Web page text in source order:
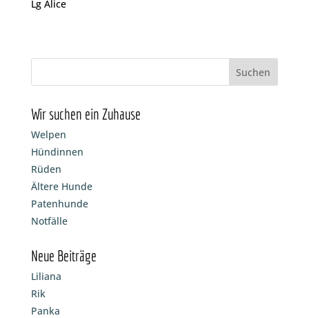
Lg Alice
Wir suchen ein Zuhause
Welpen
Hündinnen
Rüden
Ältere Hunde
Patenhunde
Notfälle
Neue Beiträge
Liliana
Rik
Panka